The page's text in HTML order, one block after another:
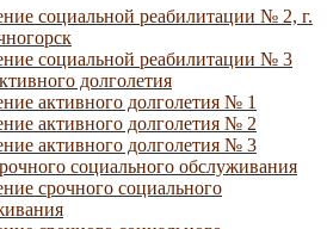
социальной реабилитации № 2, г.
социальной реабилитации № 3
долголетия
активного долголетия № 1
активного долголетия № 2
активного долголетия № 3
социального обслуживания
срочного социального